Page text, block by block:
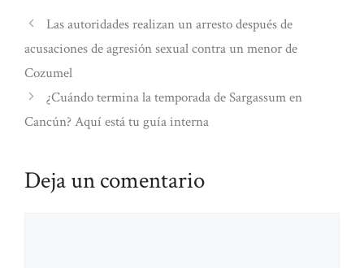
Las autoridades realizan un arresto después de
acusaciones de agresión sexual contra un menor de
Cozumel
¿Cuándo termina la temporada de Sargassum en
Cancún? Aquí está tu guía interna
Deja un comentario